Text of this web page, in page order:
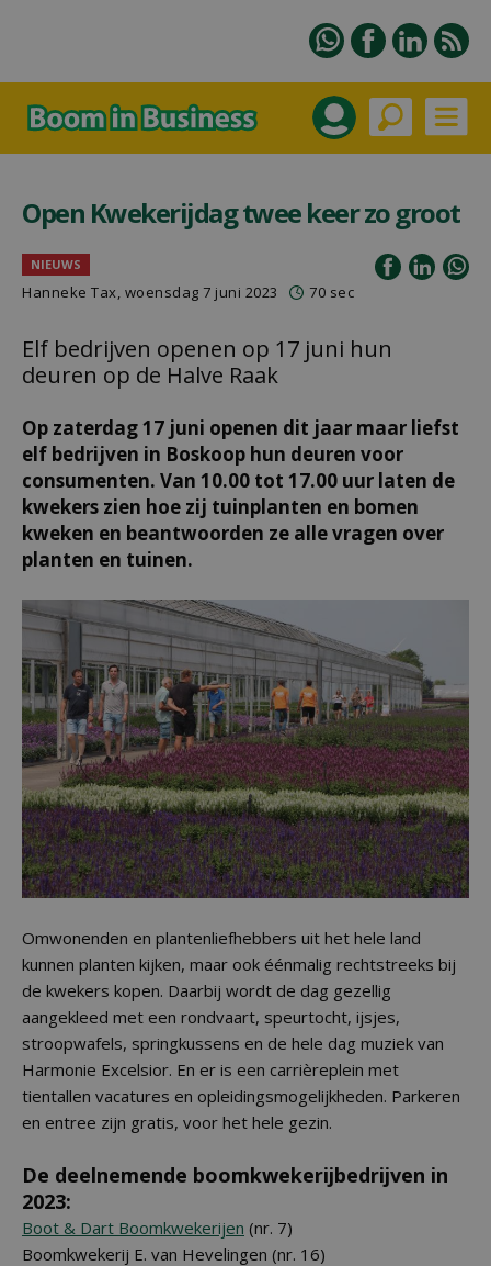
Open Kwekerijdag twee keer zo groot
NIEUWS
Hanneke Tax, woensdag 7 juni 2023 70 sec
Elf bedrijven openen op 17 juni hun
deuren op de Halve Raak
Op zaterdag 17 juni openen dit jaar maar liefst
elf bedrijven in Boskoop hun deuren voor
consumenten. Van 10.00 tot 17.00 uur laten de
kwekers zien hoe zij tuinplanten en bomen
kweken en beantwoorden ze alle vragen over
planten en tuinen.
Omwonenden en plantenliefhebbers uit het hele land
kunnen planten kijken, maar ook éénmalig rechtstreeks bij
de kwekers kopen. Daarbij wordt de dag gezellig
aangekleed met een rondvaart, speurtocht, ijsjes,
stroopwafels, springkussens en de hele dag muziek van
Harmonie Excelsior. En er is een carrièreplein met
tientallen vacatures en opleidingsmogelijkheden. Parkeren
en entree zijn gratis, voor het hele gezin.
De deelnemende boomkwekerijbedrijven in
2023:
Boot & Dart Boomkwekerijen (nr. 7)
Boomkwekerij E. van Hevelingen (nr. 16)